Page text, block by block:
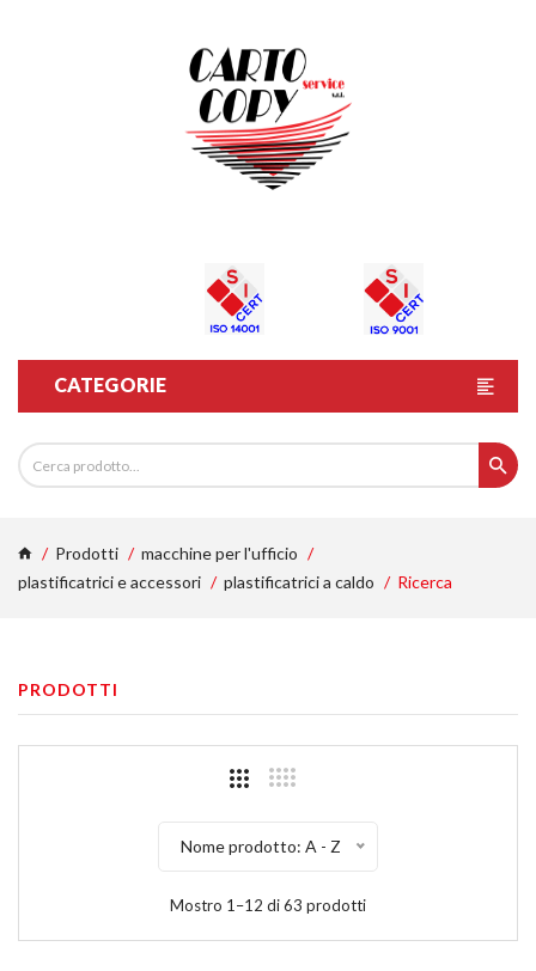
CATEGORIE
Prodotti
macchine per l'ufficio
plastificatrici e accessori
plastificatrici a caldo Ricerca
PRODOTTI
Nome prodotto: A - Z
Mostro 1–12 di 63 prodotti